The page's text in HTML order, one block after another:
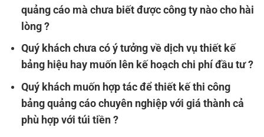
quảng cáo mà chưa biết được công ty nào cho hài
lòng ?
Quý khách chưa có ý tưởng về dịch vụ thiết kế
bảng hiệu hay muốn lên kế hoạch chi phí đầu tư ?
Quý khách muốn hợp tác để thiết kế thi công
bảng quảng cáo chuyên nghiệp với giá thành cả
phù hợp với túi tiền ?